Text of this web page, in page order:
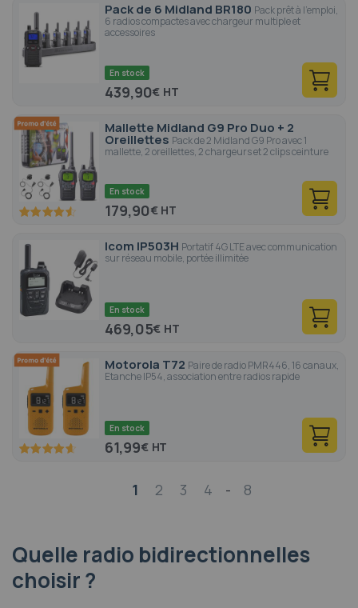
Pack de 6 Midland BR180 Pack prêt à l'emploi,
6 radios compactes avec chargeur multiple et
accessoires
En stock
439,90€
Mallette Midland G9 Pro Duo + 2
Oreillettes Pack de 2 Midland G9 Pro avec 1
mallette, 2 oreillettes, 2 chargeurs et 2 clips ceinture
91 100
En stock
179,90€
Icom IP503H Portatif 4G LTE avec communication
sur réseau mobile, portée illimitée
En stock
469,05€
Motorola T72 Paire de radio PMR446, 16 canaux,
Etanche IP54, association entre radios rapide
92.8100
En stock
61,99€
1 2 3 4 - 8
Quelle radio bidirectionnelles
choisir ?